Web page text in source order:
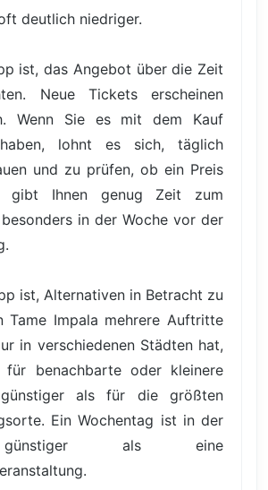
deutlich niedriger.
ist, das Angebot über die Zeit
Neue Tickets erscheinen
Wenn Sie es mit dem Kauf
lohnt es sich, täglich
und zu prüfen, ob ein Preis
gibt Ihnen genug Zeit zum
in der Woche vor der
ist, Alternativen in Betracht zu
Tame Impala mehrere Auftritte
in verschiedenen Städten hat,
für benachbarte oder kleinere
als für die größten
Ein Wochentag ist in der
als eine